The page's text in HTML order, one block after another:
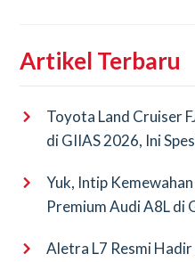
Artikel Terbaru
Toyota Land Cruiser
di GIIAS 2026, Ini
Yuk, Intip
Premium Audi A8L di
Aletra L7 Resmi